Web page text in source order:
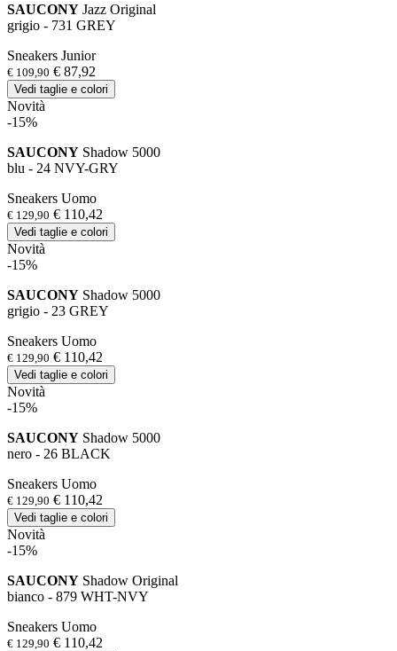
SAUCONY Jazz Original
grigio - 731 GREY
Sneakers Junior
€ 109,90 € 87,92
Vedi taglie e colori
Novità
-15%
SAUCONY Shadow 5000
blu - 24 NVY-GRY
Sneakers Uomo
€ 129,90 € 110,42
Vedi taglie e colori
Novità
-15%
SAUCONY Shadow 5000
grigio - 23 GREY
Sneakers Uomo
€ 129,90 € 110,42
Vedi taglie e colori
Novità
-15%
SAUCONY Shadow 5000
nero - 26 BLACK
Sneakers Uomo
€ 129,90 € 110,42
Vedi taglie e colori
Novità
-15%
SAUCONY Shadow Original
bianco - 879 WHT-NVY
Sneakers Uomo
€ 129,90 € 110,42